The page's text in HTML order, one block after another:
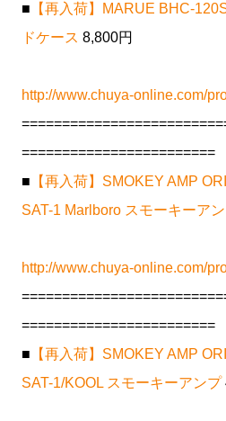
■ 【再入荷】MARUE BHC-
ドケース 8,800円
http://www.chuya-online.com/
========================
■ 【再入荷】SMOKEY AMP
SAT-1 Marlboro スモーキーア
http://www.chuya-online.com/
========================
■ 【再入荷】SMOKEY AMP
SAT-1/KOOL スモーキーアンプ